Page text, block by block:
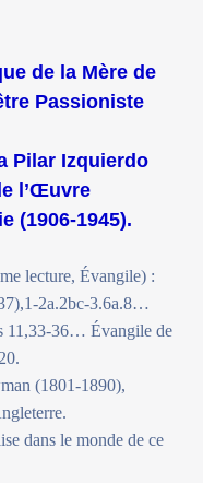
de la Mère de
Passioniste
Pilar Izquierdo
l’Œuvre
(1906-1945).
lecture, Évangile) :
2a.2bc-3.6a.8…
11,33-36… Évangile de
(1801-1890),
dans le monde de ce